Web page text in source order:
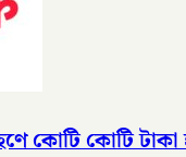
কোটি কোটি টাকা